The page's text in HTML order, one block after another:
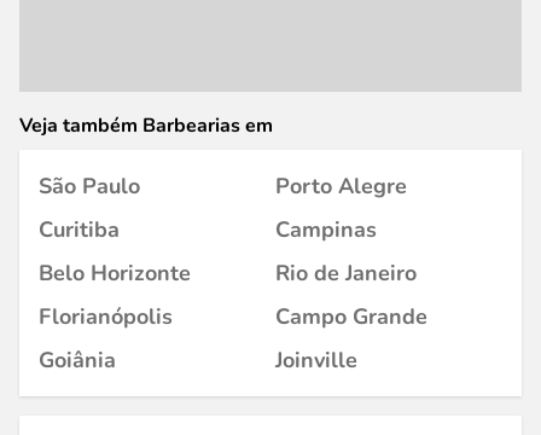
Veja também Barbearias em
São Paulo
Porto Alegre
Curitiba
Campinas
Belo Horizonte
Rio de Janeiro
Florianópolis
Campo Grande
Goiânia
Joinville